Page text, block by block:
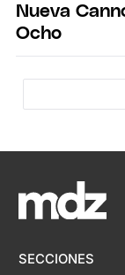
Nueva
Ocho
SECCIONES